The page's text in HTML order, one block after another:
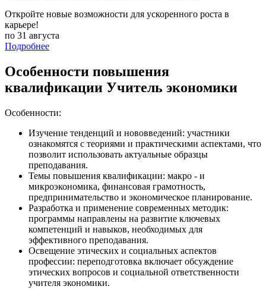
Откройте новые возможности для ускоренного роста в
карьере!
по 31 августа
Подробнее
Особенности повышения
квалификации Учитель экономики
Особенности:
Изучение тенденций и нововведений: участники
ознакомятся с теориями и практическими аспектами, что
позволит использовать актуальные образцы
преподавания.
Темы повышения квалификации: макро - и
микроэкономика, финансовая грамотность,
предпринимательство и экономическое планирование.
Разработка и применение современных методик:
программы направлены на развитие ключевых
компетенций и навыков, необходимых для
эффективного преподавания.
Освещение этических и социальных аспектов
профессии: переподготовка включает обсуждение
этических вопросов и социальной ответственности
учителя экономики.